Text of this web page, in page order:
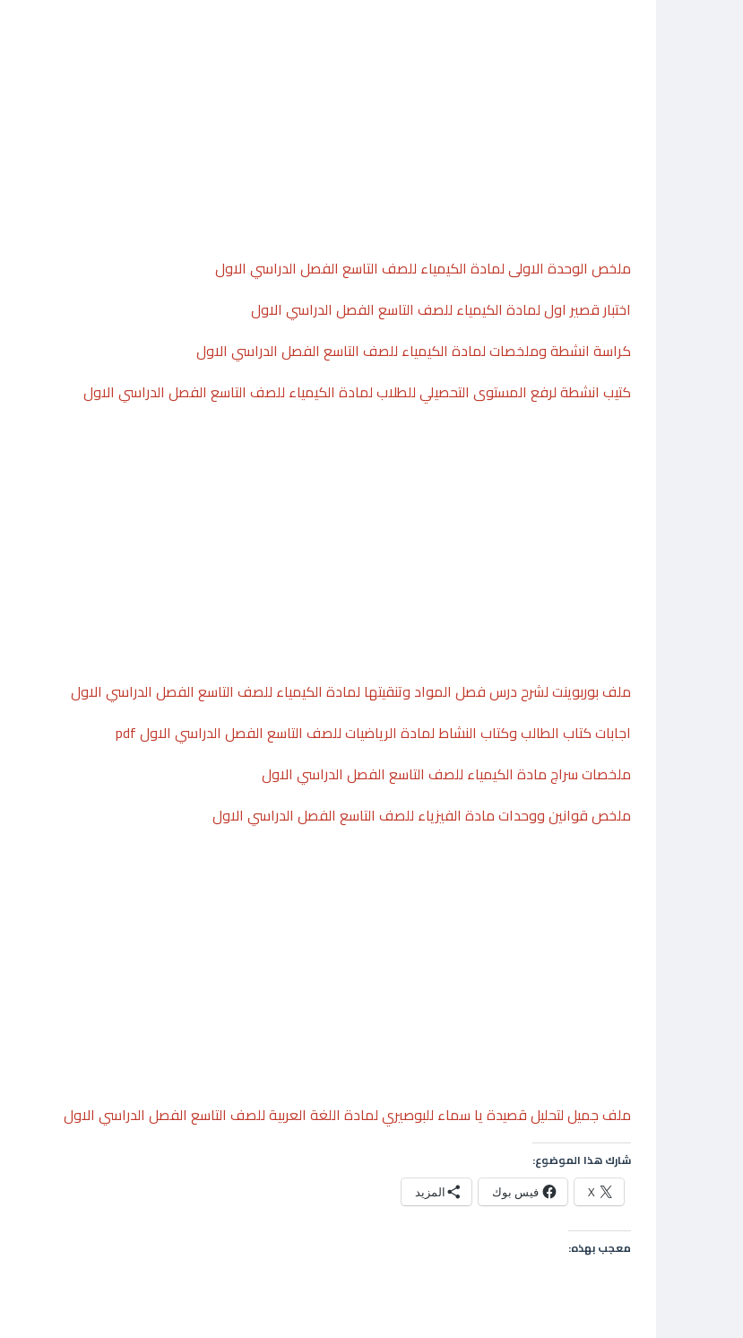
ملخص الوحدة الاولى لمادة الكيمياء للصف التاسع الفصل الدراسي الاول
اختبار قصير اول لمادة الكيمياء للصف التاسع الفصل الدراسي الاول
كراسة انشطة وملخصات لمادة الكيمياء للصف التاسع الفصل الدراسي الاول
كتيب انشطة لرفع المستوى التحصيلي للطلاب لمادة الكيمياء للصف التاسع الفصل الدراسي الاول
ملف بوربوينت لشرح درس فصل المواد وتنقيتها لمادة الكيمياء للصف التاسع الفصل الدراسي الاول
اجابات كتاب الطالب وكتاب النشاط لمادة الرياضيات للصف التاسع الفصل الدراسي الاول pdf
ملخصات سراج مادة الكيمياء للصف التاسع الفصل الدراسي الاول
ملخص قوانين ووحدات مادة الفيزياء للصف التاسع الفصل الدراسي الاول
ملف جميل لتحليل قصيدة يا سماء للبوصيري لمادة اللغة العربية للصف التاسع الفصل الدراسي الاول
شارك هذا الموضوع:
X فيس بوك المزيد
معجب بهذه: